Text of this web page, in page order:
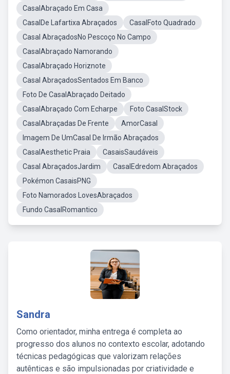
CasalAbraçado Em Casa
CasalDe Lafartixa Abraçados
CasalFoto Quadrado
Casal AbraçadosNo Pescoço No Campo
CasalAbraçado Namorando
CasalAbraçado Horiznote
Casal AbraçadosSentados Em Banco
Foto De CasalAbraçado Deitado
CasalAbraçado Com Echarpe
Foto CasalStock
CasalAbraçadas De Frente
AmorCasal
Imagem De UmCasal De Irmão Abraçados
CasalAesthetic Praia
CasaisSaudáveis
Casal AbraçadosJardim
CasalEdredom Abraçados
Pokémon CasaisPNG
Foto Namorados LovesAbraçados
Fundo CasalRomantico
Sandra
Como orientador, minha entrega é completa ao
progresso dos alunos no contexto escolar, adotando
técnicas pedagógicas que valorizam relações
autênticas e são impulsionadas por criatividade e